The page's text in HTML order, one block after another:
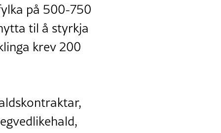
på 500-750
til å styrkja
krev 200